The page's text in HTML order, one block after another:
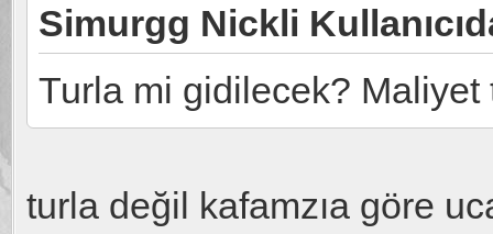
Simurgg Nickli
Turla mi gidilecek?
turla değil kafamzıa göre